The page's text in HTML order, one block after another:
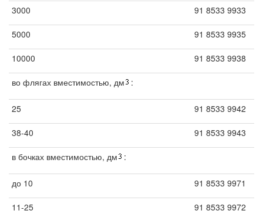
3000 91 8533 9933
5000 91 8533 9935
10000 91 8533 9938
во флягах вместимостью, дм :
25 91 8533 9942
38-40 91 8533 9943
в бочках вместимостью, дм :
до 10 91 8533 9971
11-25 91 8533 9972